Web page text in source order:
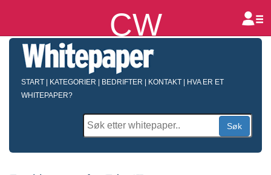
CW
START KATEGORIER BEDRIFTER KONTAKT
HVA ER ET
WHITEPAPER?
Søk